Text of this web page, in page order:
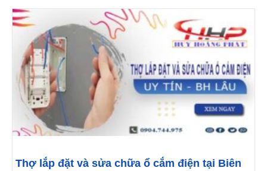
Thợ lắp đặt và sửa chữa ổ cắm điện tại Biên